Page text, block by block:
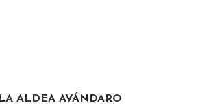
LA ALDEA AVÁNDARO